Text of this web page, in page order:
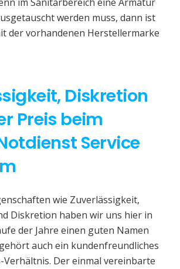
werden muss, dann ist
der vorhandenen Herstellermarke
Diskretion
Preis beim
Service
wie Zuverlässigkeit,
Diskretion haben wir uns hier in
der Jahre einen guten Namen
auch ein kundenfreundliches
Verhältnis. Der einmal vereinbarte